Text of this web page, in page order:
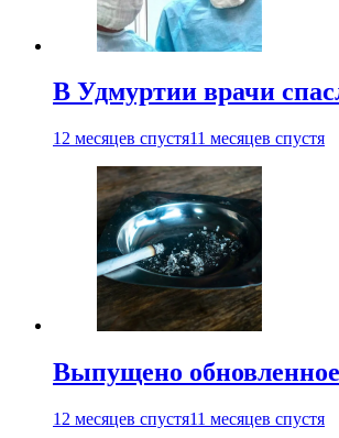
В Удмуртии врачи
12 месяцев спустя11 месяцев спустя
Выпущено обновленное
12 месяцев спустя11 месяцев спустя